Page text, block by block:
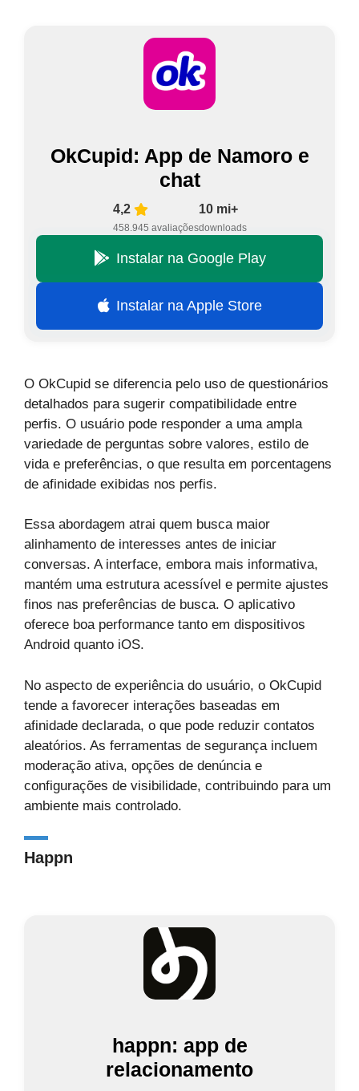
OkCupid: App de Namoro e
chat
4,2
458.945 avaliações
10 mi+
downloads
Instalar na Google Play
Instalar na Apple Store
O OkCupid se diferencia pelo uso de questionários
detalhados para sugerir compatibilidade entre
perfis. O usuário pode responder a uma ampla
variedade de perguntas sobre valores, estilo de
vida e preferências, o que resulta em porcentagens
de afinidade exibidas nos perfis.
Essa abordagem atrai quem busca maior
alinhamento de interesses antes de iniciar
conversas. A interface, embora mais informativa,
mantém uma estrutura acessível e permite ajustes
finos nas preferências de busca. O aplicativo
oferece boa performance tanto em dispositivos
Android quanto iOS.
No aspecto de experiência do usuário, o OkCupid
tende a favorecer interações baseadas em
afinidade declarada, o que pode reduzir contatos
aleatórios. As ferramentas de segurança incluem
moderação ativa, opções de denúncia e
configurações de visibilidade, contribuindo para um
ambiente mais controlado.
Happn
happn: app de
relacionamento